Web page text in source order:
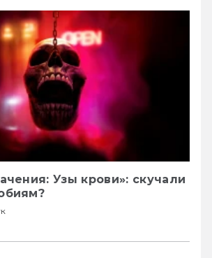
Узы крови»: скучали